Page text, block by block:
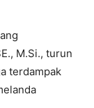
M.Si., turun
terdampak